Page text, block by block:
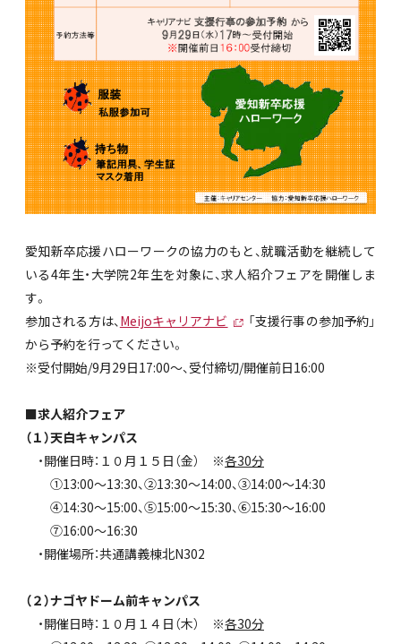
愛知新卒応援ハローワークの協力のもと、就職活動を継続して
いる4年生・大学院2年生を対象に、求人紹介フェアを開催しま
す。
参加される方は、Meijoキャリアナビ
「支援行事の参加予約」
から予約を行ってください。
※受付開始/9月29日17:00～、受付締切/開催前日16:00
■求人紹介フェア
（１）天白キャンパス
・開催日時：１０月１５日（金） ※各30分
①13:00～13:30、②13:30～14:00、③14:00～14:30
④14:30～15:00、⑤15:00～15:30、⑥15:30～16:00
⑦16:00～16:30
・開催場所：共通講義棟北N302
（２）ナゴヤドーム前キャンパス
・開催日時：１０月１４日（木） ※各30分